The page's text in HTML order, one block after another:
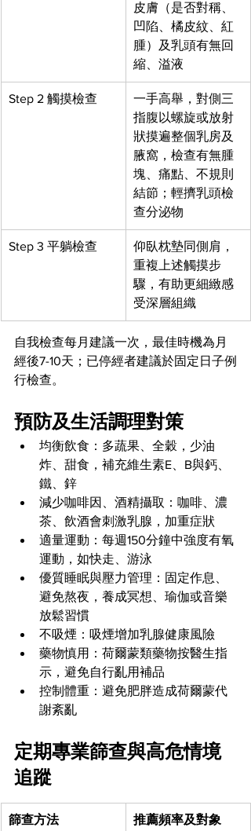
皮膚（是否對稱、
凹陷、橘皮紋、紅
腫）及乳頭有無回
縮、溢液
Step 2 觸摸檢查
一手高舉，對側三
指腹以螺旋或放射
狀摸遍整個乳房及
腋窩，檢查有無腫
塊、痛點、不規則
結節；輕擠乳頭檢
查分泌物
Step 3 平躺檢查
仰臥枕墊同側肩，
重複上述觸摸步
驟，有助更細緻感
受深層組織
自我檢查每月建議一次，最佳時機為月
經後7-10天；已停經者建議於固定日子例
行檢查。
預防及生活調理對策
均衡飲食：多蔬果、全穀，少油
炸、甜食，補充維生素E、B與鈣、
鐵、鋅
減少咖啡因、酒精攝取：咖啡、濃
茶、飲酒會刺激乳腺，加重症狀
適量運動：每週150分鐘中強度有氧
運動，如快走、游泳
優質睡眠與壓力管理：固定作息、
避免熬夜，養成冥想、瑜伽或音樂
放鬆習慣
不吸煙：吸煙增加乳腺健康風險
藥物慎用：荷爾蒙類藥物按醫生指
示，避免自行亂用補品
控制體重：避免肥胖造成荷爾蒙代
謝紊亂
定期專業篩查與高危情境
追蹤
篩查方法 推薦頻率及對象